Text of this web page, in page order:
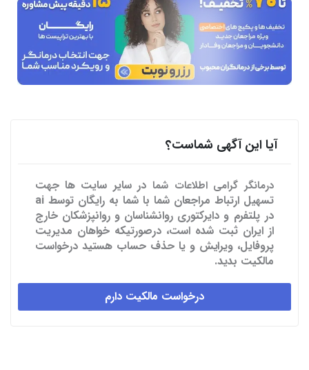
آیا این آگهی شماست؟
درمانگر گرامی اطلاعات شما در سایر سایت ها جهت
تسهیل ارتباط مراجعان شما با شما به رایگان توسط ai
در پلتفرم و دایرکتوری روانشناسان و روانپزشکان خارج
از ایران ثبت شده است، درصورتیکه خواهان مدیریت
پروفایل، ویرایش و یا حذف حساب هستید درخواست
مالکیت بدید.
درخواست مالکیت دارم